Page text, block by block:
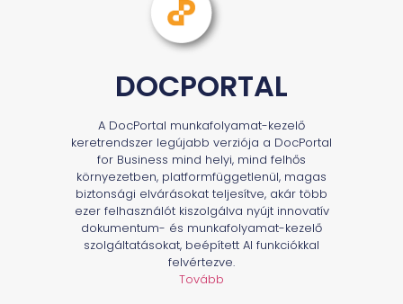
DOCPORTAL
A DocPortal munkafolyamat-kezelő
keretrendszer legújabb verziója a DocPortal
for Business mind helyi, mind felhős
környezetben, platformfüggetlenül, magas
biztonsági elvárásokat teljesítve, akár több
ezer felhasználót kiszolgálva nyújt innovatív
dokumentum- és munkafolyamat-kezelő
szolgáltatásokat, beépített AI funkciókkal
felvértezve.
Tovább